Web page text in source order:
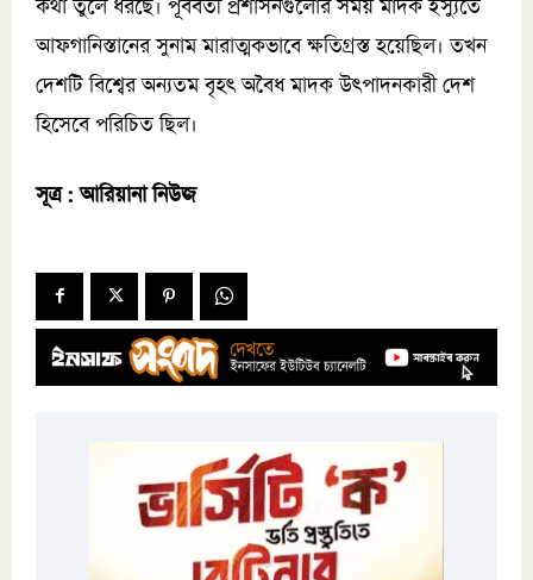
কথা তুলে ধরছে। পূর্ববর্তী প্রশাসনগুলোর সময় মাদক ইস্যুতে
আফগানিস্তানের সুনাম মারাত্মকভাবে ক্ষতিগ্রস্ত হয়েছিল। তখন
দেশটি বিশ্বের অন্যতম বৃহৎ অবৈধ মাদক উৎপাদনকারী দেশ
হিসেবে পরিচিত ছিল।
সূত্র : আরিয়ানা নিউজ